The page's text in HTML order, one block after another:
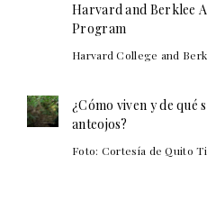
Harvard and Berklee
Program
Harvard College and
¿Cómo viven y de qué
anteojos?
Foto: Cortesía de Quito